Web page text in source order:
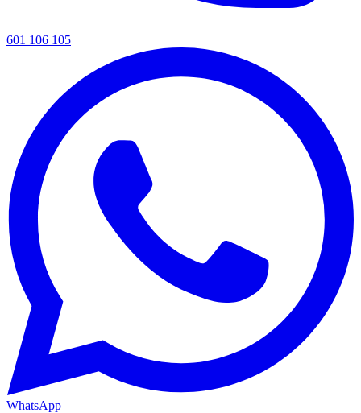
601 106 105
WhatsApp